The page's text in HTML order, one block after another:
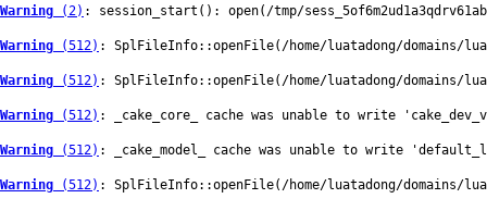
Warning (2) : session_start(): open(/tmp/
Warning (512) : SplFileInfo::openFile(/home/luatadong/domains/
Warning (512) : SplFileInfo::openFile(/home/luatadong/domains/
Warning (512) : _cake_core_ cache was unable to write
Warning (512) : _cake_model_ cache was unable to write
Warning (512) : SplFileInfo::openFile(/home/luatadong/domains/